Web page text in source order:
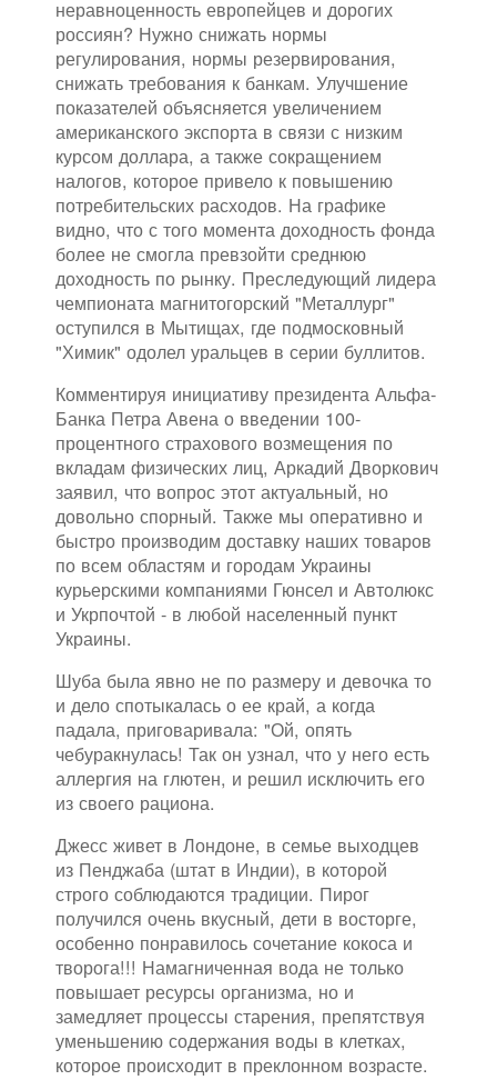
неравноценность европейцев и дорогих
россиян? Нужно снижать нормы
регулирования, нормы резервирования,
снижать требования к банкам. Улучшение
показателей объясняется увеличением
американского экспорта в связи с низким
курсом доллара, а также сокращением
налогов, которое привело к повышению
потребительских расходов. На графике
видно, что с того момента доходность фонда
более не смогла превзойти среднюю
доходность по рынку. Преследующий лидера
чемпионата магнитогорский "Металлург"
оступился в Мытищах, где подмосковный
"Химик" одолел уральцев в серии буллитов.
Комментируя инициативу президента Альфа-
Банка Петра Авена о введении 100-
процентного страхового возмещения по
вкладам физических лиц, Аркадий Дворкович
заявил, что вопрос этот актуальный, но
довольно спорный. Также мы оперативно и
быстро производим доставку наших товаров
по всем областям и городам Украины
курьерскими компаниями Гюнсел и Автолюкс
и Укрпочтой - в любой населенный пункт
Украины.
Шуба была явно не по размеру и девочка то
и дело спотыкалась о ее край, а когда
падала, приговаривала: "Ой, опять
чебуракнулась! Так он узнал, что у него есть
аллергия на глютен, и решил исключить его
из своего рациона.
Джесс живет в Лондоне, в семье выходцев
из Пенджаба (штат в Индии), в которой
строго соблюдаются традиции. Пирог
получился очень вкусный, дети в восторге,
особенно понравилось сочетание кокоса и
творога!!! Намагниченная вода не только
повышает ресурсы организма, но и
замедляет процессы старения, препятствуя
уменьшению содержания воды в клетках,
которое происходит в преклонном возрасте.